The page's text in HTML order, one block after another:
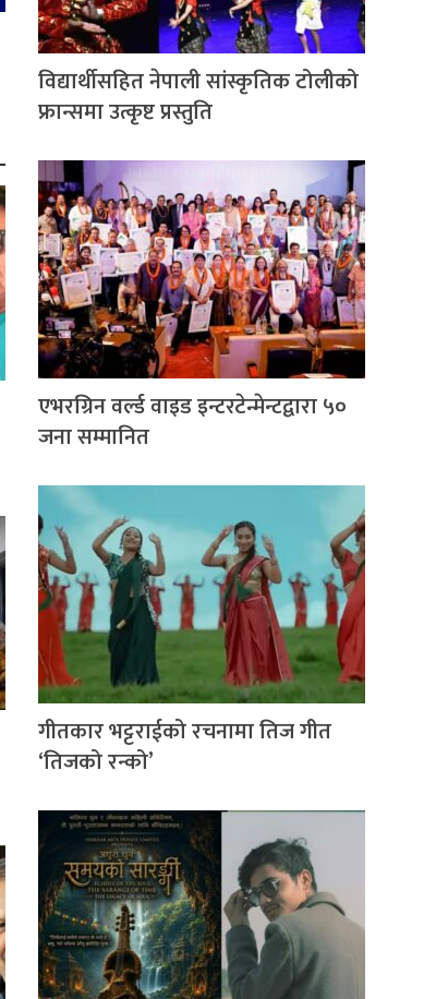
विद्यार्थीसहित नेपाली सांस्कृतिक टोलीको
फ्रान्समा उत्कृष्ट प्रस्तुति
एभरग्रिन वर्ल्ड वाइड इन्टरटेन्मेन्टद्वारा ५०
जना सम्मानित
गीतकार भट्टराईको रचनामा तिज गीत
‘तिजको रन्को’